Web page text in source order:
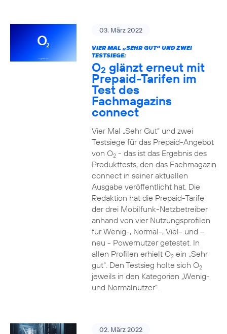
03. März 2022
VIER MAL „SEHR GUT“ UND ZWEI
TESTSIEGE:
O2 glänzt erneut mit
Prepaid-Tarifen im
Test des
Fachmagazins
connect
Vier Mal „Sehr Gut“ und zwei
Testsiege für das Prepaid-Angebot
von O2- das ist das Ergebnis des
Produkttests, den das Fachmagazin
connect in seiner aktuellen
Ausgabe veröffentlicht hat. Die
Redaktion hat die Prepaid-Tarife
der drei Mobilfunk-Netzbetreiber
anhand von vier Nutzungsprofilen
für Wenig-, Normal-, Viel- und –
neu - Powernutzer getestet. In
allen Profilen erhielt O2ein „Sehr
gut“. Den Testsieg holte sich O2
jeweils in den Kategorien „Wenig-
und Normalnutzer“.
02. März 2022